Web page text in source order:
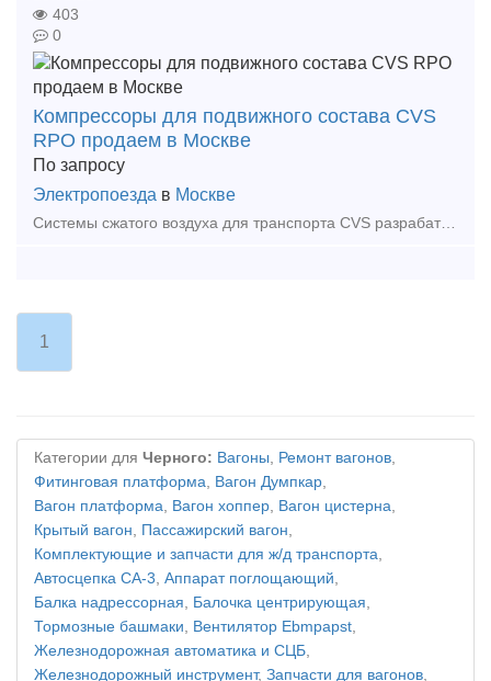
403
0
Компрессоры для подвижного состава CVS
RPO продаем в Москве
По запросу
Электропоезда в Москве
Системы сжатого воздуха для транспорта CVS разрабатывает и производит системы сжатого воздуха для подвижного состава (трамваи, троллейбусы, метро, ж/д поезда и пр.) и диапазоне объема в
1
Категории для Черного: Вагоны, Ремонт вагонов,
Фитинговая платформа, Вагон Думпкар,
Вагон платформа, Вагон хоппер, Вагон цистерна,
Крытый вагон, Пассажирский вагон,
Комплектующие и запчасти для ж/д транспорта,
Автосцепка СА-3, Аппарат поглощающий,
Балка надрессорная, Балочка центрирующая,
Тормозные башмаки, Вентилятор Ebmpapst,
Железнодорожная автоматика и СЦБ,
Железнодорожный инструмент, Запчасти для вагонов,